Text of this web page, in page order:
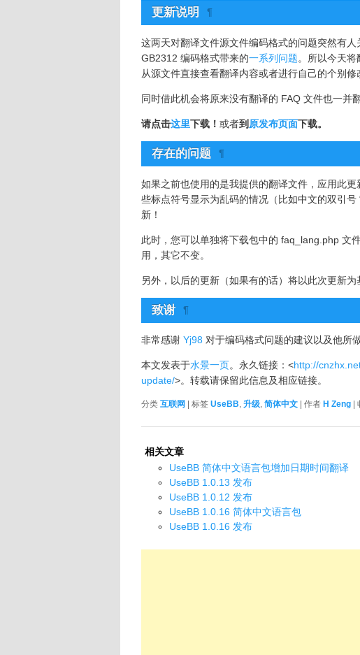
更新说明 ¶
这两天对翻译文件源文件编码格式的问题突然有
GB2312 编码格式带来的一系列问题。所以今天
从源文件直接查看翻译内容或者进行自己的个别
同时借此机会将原来没有翻译的 FAQ 文件也一并翻
请点击这里下载！ 或者到 原发布页面下载。
存在的问题 ¶
如果之前也使用的是我提供的翻译文件，应用此
些标点符号显示为乱码的情况（比如中文的双引
新！
此时，您可以单独将下载包中的 faq_lang.php 文
用，其它不变。
另外，以后的更新（如果有的话）将以此次更新为
致谢 ¶
非常感谢 Yj98 对于编码格式问题的建议以及他所
本文发表于水景一页。永久链接：<http://
update/>。转载请保留此信息及相应链接。
分类 互联网 | 标签 UseBB, 升级, 简体中文 | 作者 H Zeng |
相关文章
UseBB 简体中文语言包增加日期时间翻译
UseBB 1.0.13 发布
UseBB 1.0.12 发布
UseBB 1.0.16 简体中文语言包
UseBB 1.0.16 发布